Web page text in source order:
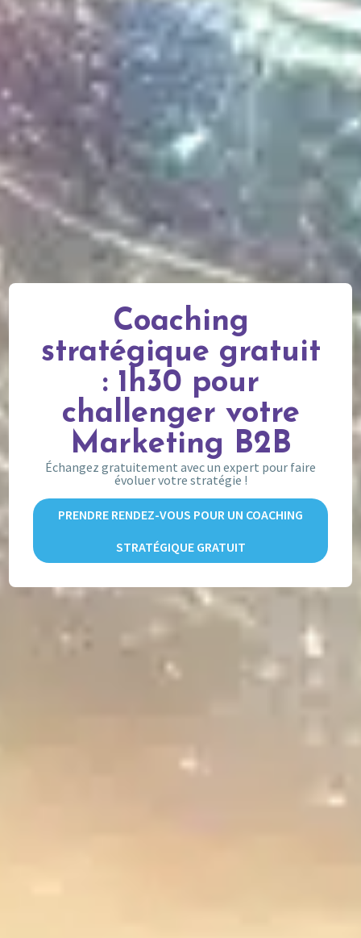
Coaching
stratégique gratuit
: 1h30 pour
challenger votre
Marketing B2B
Échangez gratuitement avec un expert pour faire
évoluer votre stratégie !
PRENDRE RENDEZ-VOUS POUR UN COACHING
STRATÉGIQUE GRATUIT